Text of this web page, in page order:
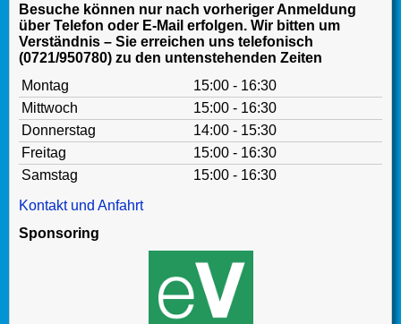
Besuche können nur nach vorheriger Anmeldung
über Telefon oder E-Mail erfolgen. Wir bitten um
Verständnis – Sie erreichen uns telefonisch
(0721/950780) zu den untenstehenden Zeiten
Montag
15:00 - 16:30
Mittwoch
15:00 - 16:30
Donnerstag
14:00 - 15:30
Freitag
15:00 - 16:30
Samstag
15:00 - 16:30
Kontakt und Anfahrt
Sponsoring